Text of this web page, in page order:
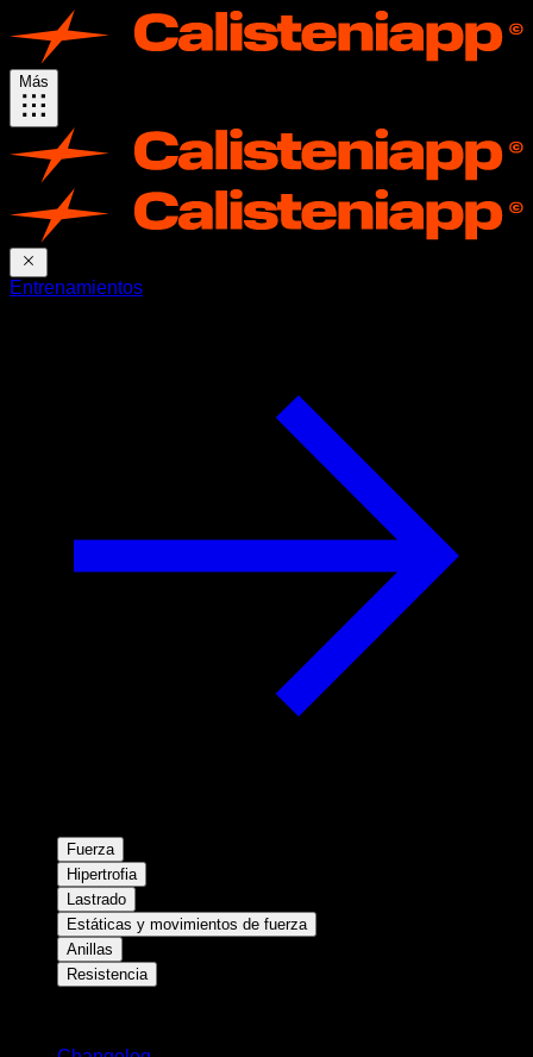
Más
Entrenamientos
Fuerza
Hipertrofia
Lastrado
Estáticas y movimientos de fuerza
Anillas
Resistencia